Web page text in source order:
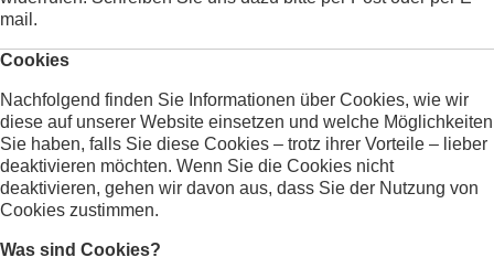
mail.
Cookies
Nachfolgend finden Sie Informationen über Cookies, wie wir
diese auf unserer Website einsetzen und welche Möglichkeiten
Sie haben, falls Sie diese Cookies – trotz ihrer Vorteile – lieber
deaktivieren möchten. Wenn Sie die Cookies nicht
deaktivieren, gehen wir davon aus, dass Sie der Nutzung von
Cookies zustimmen.
Was sind Cookies?